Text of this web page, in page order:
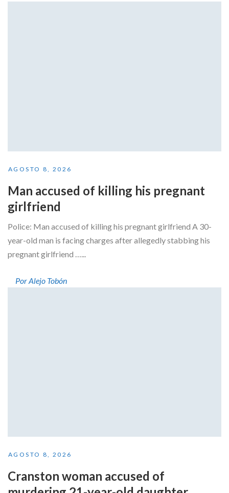
AGOSTO 8, 2026
Man accused of killing his pregnant
girlfriend
Police: Man accused of killing his pregnant girlfriend A 30-
year-old man is facing charges after allegedly stabbing his
pregnant girlfriend …...
Por Alejo Tobón
AGOSTO 8, 2026
Cranston woman accused of